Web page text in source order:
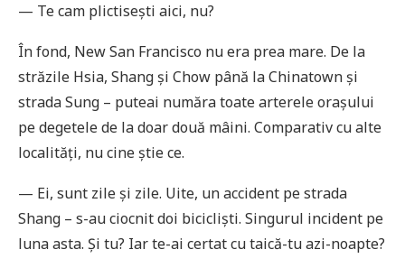
— Te cam plictisești aici, nu?
În fond, New San Francisco nu era prea mare. De la
străzile Hsia, Shang și Chow până la Chinatown și
strada Sung – puteai număra toate arterele orașului
pe degetele de la doar două mâini. Comparativ cu alte
localități, nu cine știe ce.
— Ei, sunt zile și zile. Uite, un accident pe strada
Shang – s-au ciocnit doi bicicliști. Singurul incident pe
luna asta. Și tu? Iar te-ai certat cu taică-tu azi-noapte?